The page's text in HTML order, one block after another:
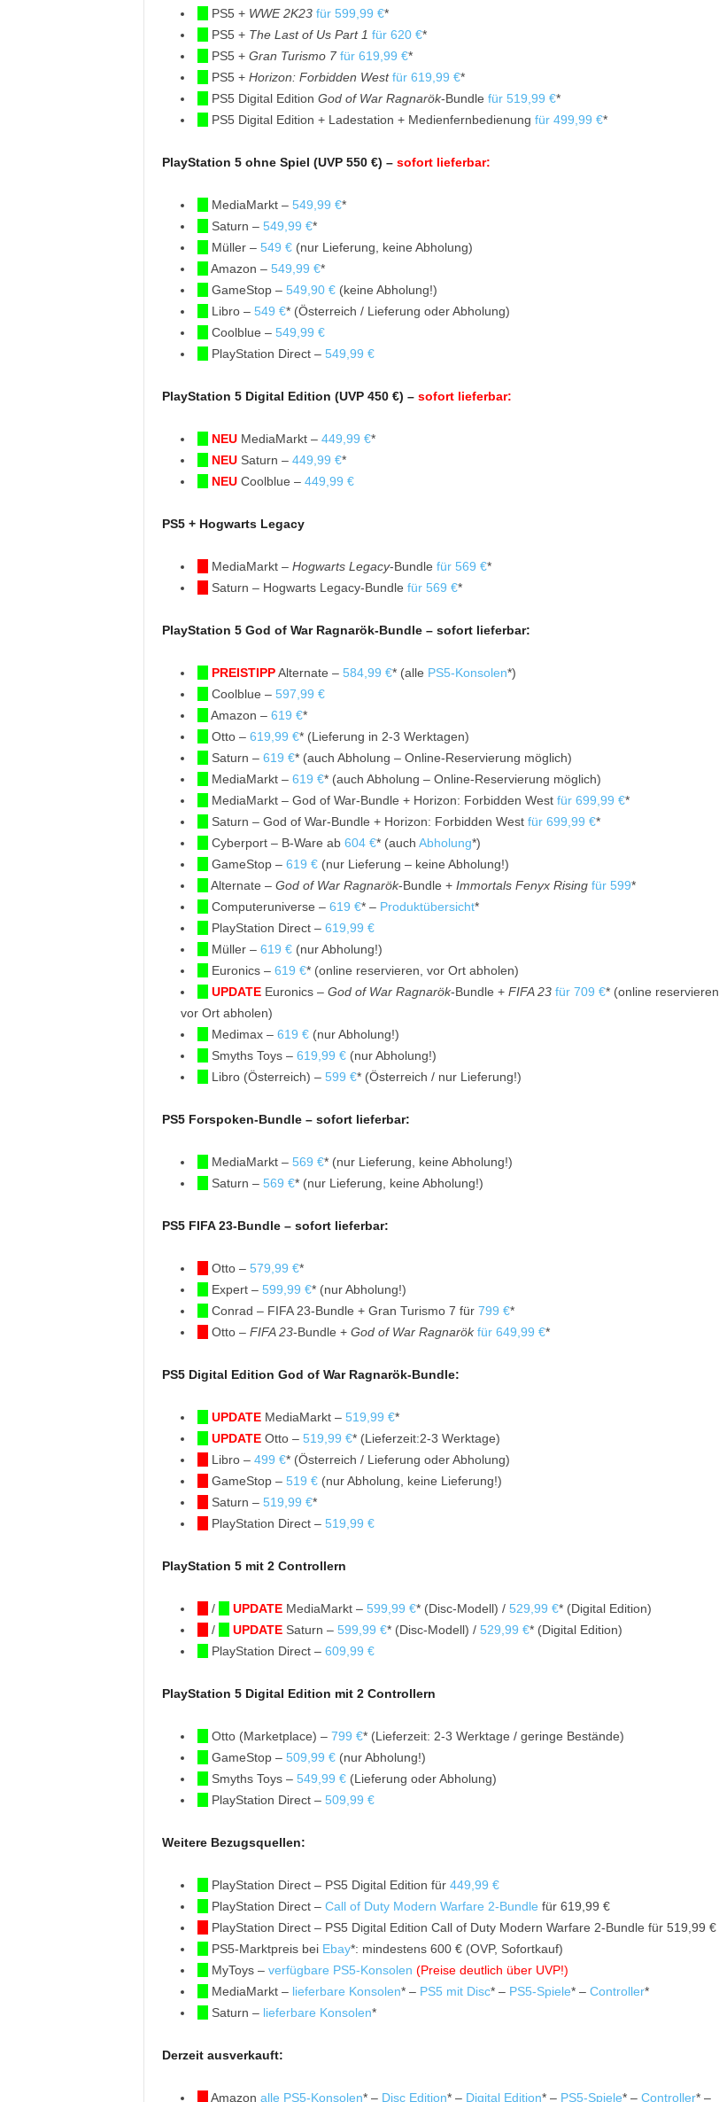
PS5 + WWE 2K23 für 599,99 €*
PS5 + The Last of Us Part 1 für 620 €*
PS5 + Gran Turismo 7 für 619,99 €*
PS5 + Horizon: Forbidden West für 619,99 €*
PS5 Digital Edition God of War Ragnarök-Bundle für 519,99 €*
PS5 Digital Edition + Ladestation + Medienfernbedienung für 499,99 €*
PlayStation 5 ohne Spiel (UVP 550 €) – sofort lieferbar:
MediaMarkt – 549,99 €*
Saturn – 549,99 €*
Müller – 549 €(nur Lieferung, keine Abholung)
Amazon – 549,99 €*
GameStop – 549,90 €(keine Abholung!)
Libro – 549 €* (Österreich / Lieferung oder Abholung)
Coolblue – 549,99 €
PlayStation Direct – 549,99 €
PlayStation 5 Digital Edition (UVP 450 €) – sofort lieferbar:
NEU MediaMarkt – 449,99 €*
NEUSaturn – 449,99 €*
NEUCoolblue – 449,99 €
PS5 + Hogwarts Legacy
MediaMarkt – Hogwarts Legacy-Bundle für 569 €*
Saturn – Hogwarts Legacy-Bundle für 569 €*
PlayStation 5 God of War Ragnarök-Bundle – sofort lieferbar:
PREISTIPP Alternate – 584,99 €* (alle PS5-Konsolen*)
Coolblue – 597,99 €
Amazon – 619 €*
Otto – 619,99 €* (Lieferung in 2-3 Werktagen)
Saturn – 619 €* (auch Abholung – Online-Reservierung möglich)
MediaMarkt – 619 €* (auch Abholung – Online-Reservierung möglich)
MediaMarkt – God of War-Bundle + Horizon: Forbidden West für 699,99 €*
Saturn – God of War-Bundle + Horizon: Forbidden West für 699,99 €*
Cyberport – B-Ware ab 604 €* (auch Abholung*)
GameStop – 619 €(nur Lieferung – keine Abholung!)
Alternate – God of War Ragnarök-Bundle +Immortals Fenyx Rising für 599*
Computeruniverse – 619 €* – Produktübersicht*
PlayStation Direct – 619,99 €
Müller – 619 €(nur Abholung!)
Euronics – 619 €* (online reservieren, vor Ort abholen)
UPDATE Euronics – God of War Ragnarök-Bundle + FIFA 23 für 709 €* (online reservieren,
vor Ort abholen)
Medimax – 619 €(nur Abholung!)
Smyths Toys – 619,99 €(nur Abholung!)
Libro (Österreich) – 599 €* (Österreich / nur Lieferung!)
PS5 Forspoken-Bundle – sofort lieferbar:
MediaMarkt – 569 €* (nur Lieferung, keine Abholung!)
Saturn – 569 €* (nur Lieferung, keine Abholung!)
PS5 FIFA 23-Bundle – sofort lieferbar:
Otto – 579,99 €*
Expert – 599,99 €* (nur Abholung!)
Conrad – FIFA 23-Bundle + Gran Turismo 7 für 799 €*
Otto – FIFA 23-Bundle + God of War Ragnarök für 649,99 €*
PS5 Digital Edition God of War Ragnarök-Bundle:
UPDATE MediaMarkt – 519,99 €*
UPDATE Otto – 519,99 €* (Lieferzeit:2-3 Werktage)
Libro – 499 €* (Österreich / Lieferung oder Abholung)
GameStop – 519 €(nur Abholung, keine Lieferung!)
Saturn – 519,99 €*
PlayStation Direct – 519,99 €
PlayStation 5 mit 2 Controllern
/ UPDATE MediaMarkt – 599,99 €* (Disc-Modell) / 529,99 €* (Digital Edition)
/
UPDATE Saturn – 599,99 €* (Disc-Modell) / 529,99 €* (Digital Edition)
PlayStation Direct – 609,99 €
PlayStation 5 Digital Edition mit 2 Controllern
Otto (Marketplace) – 799 €* (Lieferzeit: 2-3 Werktage / geringe Bestände)
GameStop – 509,99 €(nur Abholung!)
Smyths Toys – 549,99 €(Lieferung oder Abholung)
PlayStation Direct – 509,99 €
Weitere Bezugsquellen:
PlayStation Direct – PS5 Digital Edition für 449,99 €
PlayStation Direct – Call of Duty Modern Warfare 2-Bundle für 619,99 €
PlayStation Direct – PS5 Digital Edition Call of Duty Modern Warfare 2-Bundle für 519,99 €
PS5-Marktpreis bei Ebay*: mindestens 600 € (OVP, Sofortkauf)
MyToys – verfügbare PS5-Konsolen (Preise deutlich über UVP!)
MediaMarkt – lieferbare Konsolen* – PS5 mit Disc* – PS5-Spiele* – Controller*
Saturn – lieferbare Konsolen*
Derzeit ausverkauft:
Amazon alle PS5-Konsolen* – Disc Edition* – Digital Edition* – PS5-Spiele* – Controller* –